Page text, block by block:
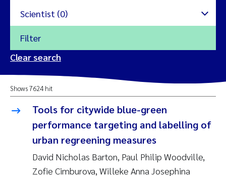
2024
2023
Scientist (0)
Amy Lusher
Åse Åtland
Trine Bekkby
Filter
Clear search
Shows 7624 hit
Tools for citywide blue-green
performance targeting and labelling of
urban regreening measures
David Nicholas Barton, Paul Philip Woodville,
Zofie Cimburova, Willeke Anna Josephina